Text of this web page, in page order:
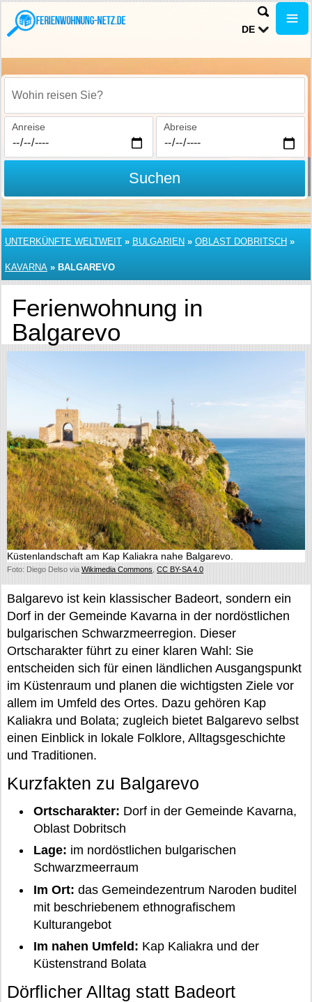
DE
Wohin reisen Sie?
Anreise Abreise
Suchen
UNTERKÜNFTE WELTWEIT » BULGARIEN » OBLAST DOBRITSCH »
KAVARNA » BALGAREVO
Ferienwohnung in
Balgarevo
Küstenlandschaft am Kap Kaliakra nahe Balgarevo.
Foto: Diego Delso via Wikimedia Commons CC BY-SA 4.0
Balgarevo ist kein klassischer Badeort, sondern ein
Dorf in der Gemeinde Kavarna in der nordöstlichen
bulgarischen Schwarzmeerregion. Dieser
Ortscharakter führt zu einer klaren Wahl: Sie
entscheiden sich für einen ländlichen Ausgangspunkt
im Küstenraum und planen die wichtigsten Ziele vor
allem im Umfeld des Ortes. Dazu gehören Kap
Kaliakra und Bolata; zugleich bietet Balgarevo selbst
einen Einblick in lokale Folklore, Alltagsgeschichte
und Traditionen.
Kurzfakten zu Balgarevo
Ortscharakter: Dorf in der Gemeinde Kavarna,
Oblast Dobritsch
Lage: im nordöstlichen bulgarischen
Schwarzmeerraum
Im Ort: das Gemeindezentrum Naroden buditel
mit beschriebenem ethnografischem
Kulturangebot
Im nahen Umfeld: Kap Kaliakra und der
Küstenstrand Bolata
Dörflicher Alltag statt Badeort